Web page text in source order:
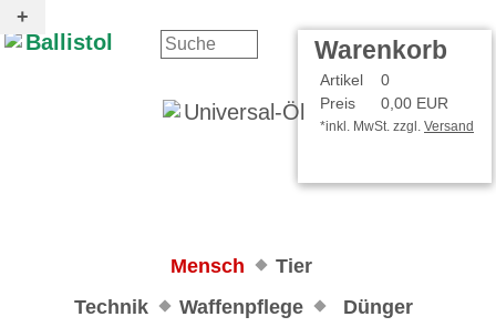
Warenkorb
Artikel
0
Preis
0,00 EUR
*inkl. MwSt. zzgl. Versand
Mensch
Tier
Technik
Waffenpflege Dünger